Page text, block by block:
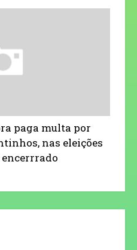
paga multa por
nas eleições
encerrrado